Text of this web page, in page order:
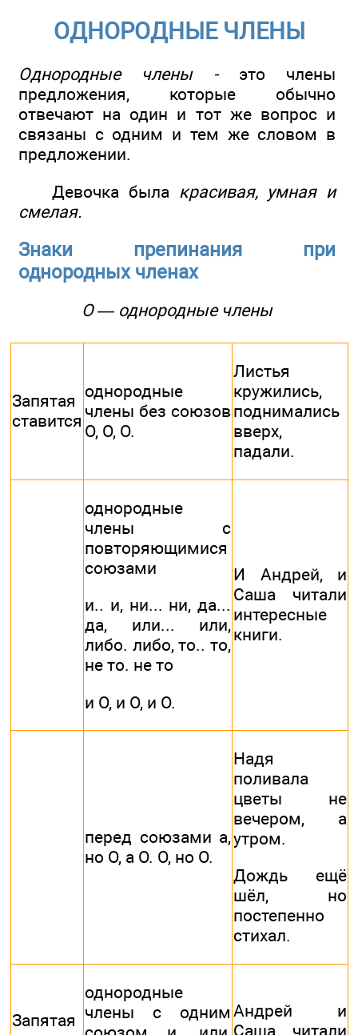
ОДНОРОДНЫЕ ЧЛЕНЫ
Однородные члены -это члены
предложения, которые обычно
отвечают на один и тот же вопрос и
связаны с одним и тем же словом в
предложении.
Девочка была красивая, умная и
смелая.
Знаки препинания при
однородных членах
О — однородные члены
Запятая
ставится
однородные
члены без союзов
О, О, О.
Листья
кружились,
поднимались
вверх,
падали.
однородные
члены с
повторяющимися
союзами
и.. и, ни... ни, да...
да, или... или,
либо. либо, то.. то,
не то. не то
и О, и О, и О.
И Андрей, и
Саша читали
интересные
книги.
перед союзами а,
но О, а О. О, но О.
Надя
поливала
цветы не
вечером, а
утром.
Дождь ещё
шёл, но
постепенно
стихал.
Запятая
однородные
члены с одним Андрей и
Саша читали